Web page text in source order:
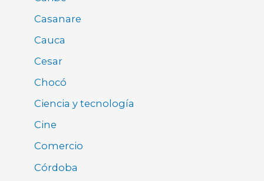
Casanare
Cauca
Cesar
Chocó
Ciencia y tecnología
Cine
Comercio
Córdoba